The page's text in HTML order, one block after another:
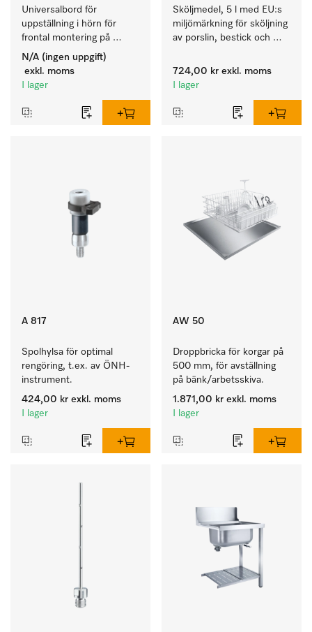
Universalbord för
uppställning i hörn för
frontal montering på
diskmaskinen.
N/A (ingen uppgift)
exkl. moms
I lager
Sköljmedel, 5 l med EU:s
miljömärkning för sköljning
av porslin, bestick och
724,00 kr exkl. moms
I lager
A 817
Spolhylsa för optimal
rengöring, t.ex. av ÖNH-
instrument.
424,00 kr exkl. moms
I lager
AW 50
Droppbricka för korgar på
500 mm, för avställning
på bänk/arbetsskiva.
1.871,00 kr exkl. moms
I lager